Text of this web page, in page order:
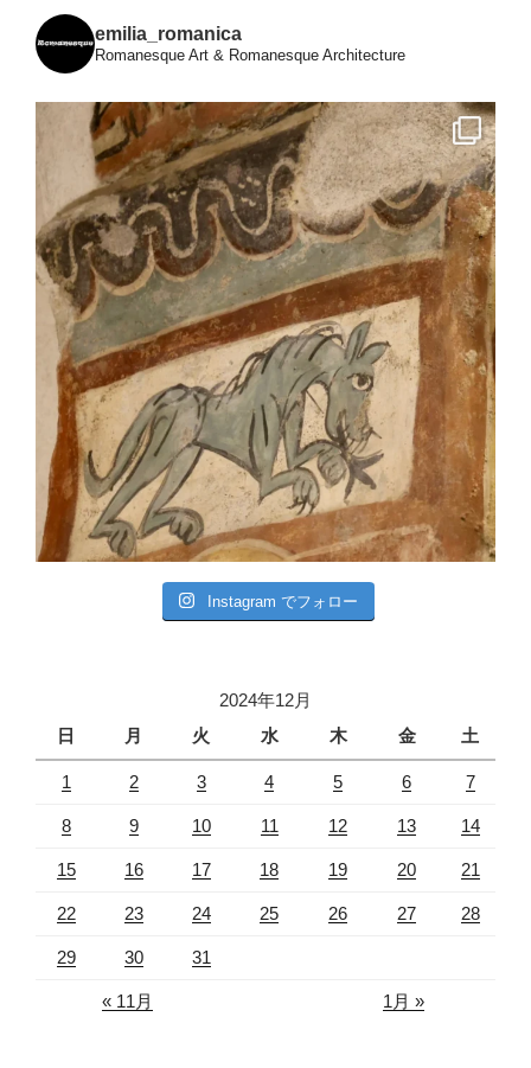
emilia_romanica
Romanesque Art & Romanesque Architecture
Instagram でフォロー
2024年12月
日
月 火 水 木 金 土
1 2 3 4 5 6 7
8 9 10 11 12 13 14
15 16 17 18 19 20 21
22 23 24 25 26 27 28
29 30 31
« 11月 1月 »